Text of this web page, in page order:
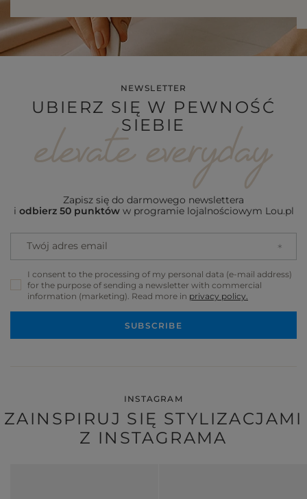
NEWSLETTER
UBIERZ SIĘ W PEWNOŚĆ
SIEBIE
Zapisz się do darmowego newslettera
i odbierz 50 punktóww programie lojalnościowym Lou.pl
Twój adres email
I consent to the processing of my personal data (e-mail address)
for the purpose of sending a newsletter with commercial
information (marketing). Read more in privacy policy.
SUBSCRIBE
INSTAGRAM
ZAINSPIRUJ SIĘ STYLIZACJAMI
Z INSTAGRAMA